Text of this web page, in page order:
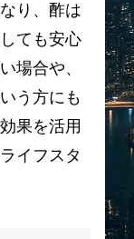
り、酢は
ても安心
場合や、
う方にも
果を活用
イフスタ